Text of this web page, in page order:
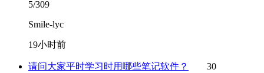
5/309
Smile-lyc
19小时前
请问大家平时学习时用哪些笔记软件？ 30